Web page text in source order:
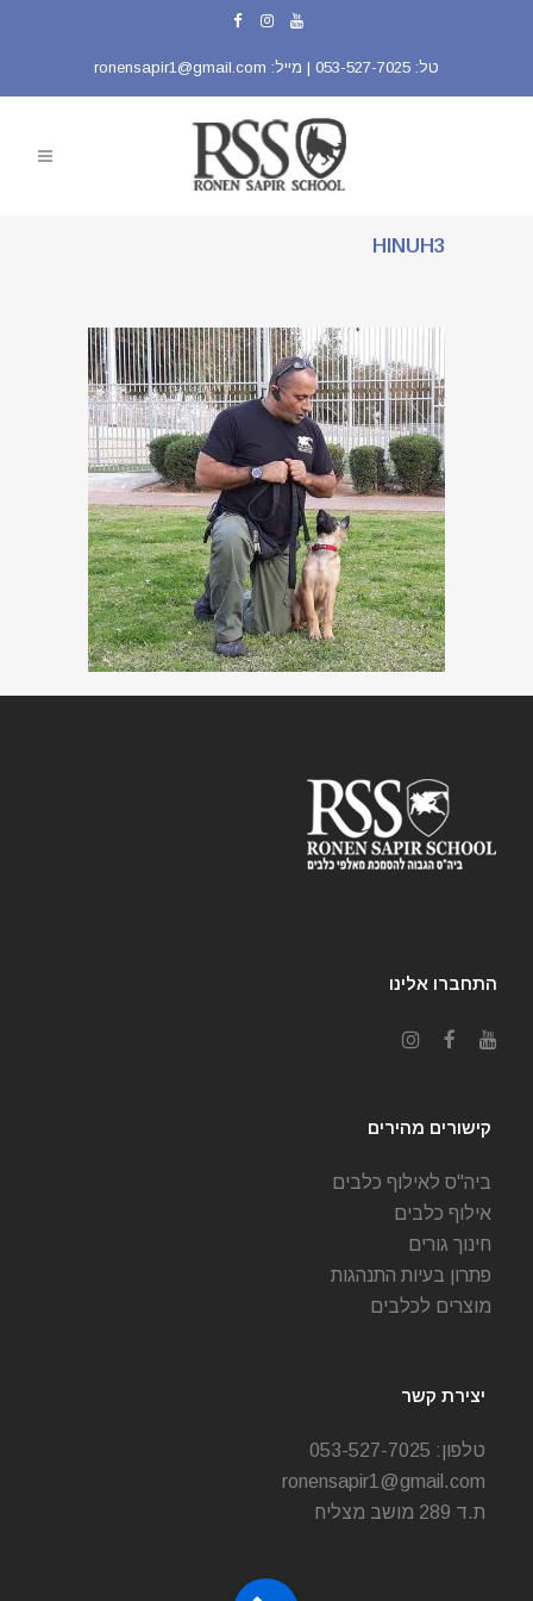
טל: 053-527-7025 | מייל: ronensapir1@gmail.com
HINUH3
התחברו אלינו
קישורים מהירים
ביה"ס לאילוף כלבים
אילוף כלבים
חינוך גורים
פתרון בעיות התנהגות
מוצרים לכלבים
יצירת קשר
טלפון: 053-527-7025
ronensapir1@gmail.com
ת.ד 289 מושב מצליח